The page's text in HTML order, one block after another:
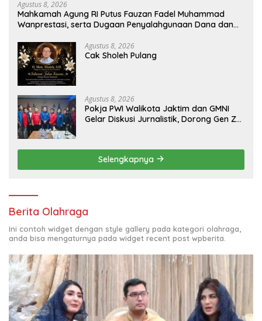
Agustus 8, 2026
Mahkamah Agung RI Putus Fauzan Fadel Muhammad
Wanprestasi, serta Dugaan Penyalahgunaan Dana dan
Agustus 8, 2026
Cak Sholeh Pulang
Agustus 8, 2026
Pokja PWI Walikota Jaktim dan GMNI
Gelar Diskusi Jurnalistik, Dorong Gen Z
Selengkapnya
Berita Olahraga
Ini contoh widget dengan style gallery pada kategori olahraga,
anda bisa mengaturnya pada widget recent post wpberita.